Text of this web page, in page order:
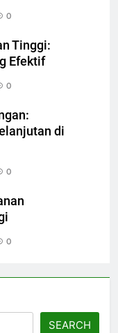
0
Tinggi:
Efektif
0
di
0
0
SEARCH